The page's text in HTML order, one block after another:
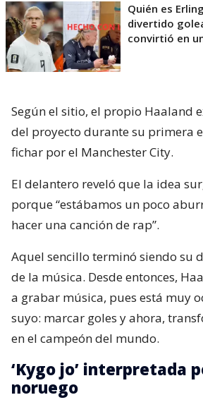
Quién es
divertido
convirtió en
Según el sitio, el propio Haaland
del proyecto durante su primera
fichar por el Manchester City.
El delantero reveló que la idea
porque “estábamos un poco
hacer una canción de rap”.
Aquel sencillo terminó siendo su
de la música. Desde entonces,
a grabar música, pues está muy
suyo: marcar goles y ahora,
en el campeón del mundo.
‘Kygo jo’ interpretada
noruego